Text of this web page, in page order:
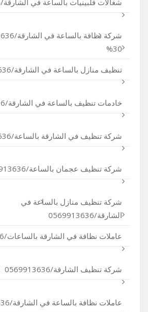
30%
تنظيف منازل بالساعة في الشارقة/0569913636
خادمات تنظيف بالساعة في الشارقة/0569913636
شركة تنظيف في الشارقة بالساعة/0569913636
شركة تنظيف عجمان بالساعة/0569913636
شركة تنظيف منازل بالساعة في
الشارقة/0569913636
عاملات نظافة في الشارقة بالساعات/0569913636
شركة تنظيف الشارقة/0569913636
عاملات نظافة بالساعة في الشارقة/0569913636